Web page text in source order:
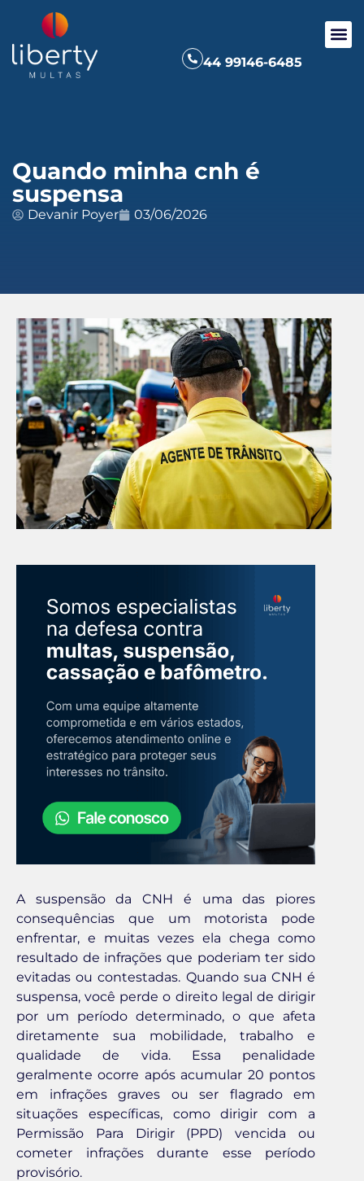
44 99146-6485
Quando minha cnh é
suspensa
Devanir Poyer 03/06/2026
A suspensão da CNH é uma das piores
consequências que um motorista pode
enfrentar, e muitas vezes ela chega como
resultado de infrações que poderiam ter sido
evitadas ou contestadas. Quando sua CNH é
suspensa, você perde o direito legal de dirigir
por um período determinado, o que afeta
diretamente sua mobilidade, trabalho e
qualidade de vida. Essa penalidade
geralmente ocorre após acumular 20 pontos
em infrações graves ou ser flagrado em
situações específicas, como dirigir com a
Permissão Para Dirigir (PPD) vencida ou
cometer infrações durante esse período
provisório.